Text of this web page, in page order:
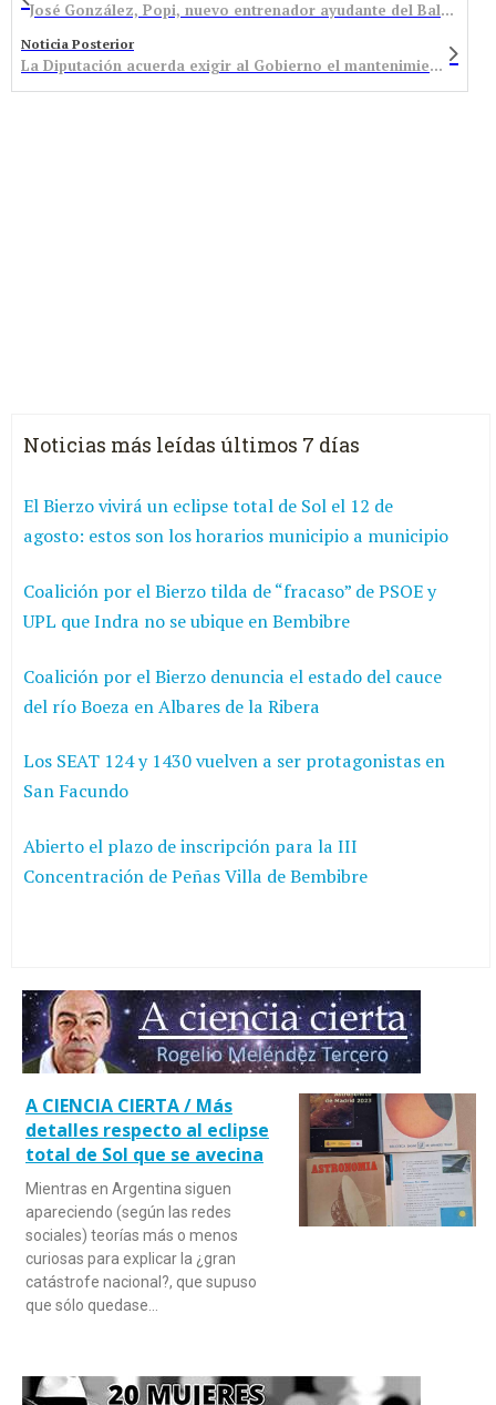
José González, Popi, nuevo entrenador ayudante del Baloncesto Bembibre
Noticia Posterior
La Diputación acuerda exigir al Gobierno el mantenimiento de la minería
Noticias más leídas últimos 7 días
El Bierzo vivirá un eclipse total de Sol el 12 de
agosto: estos son los horarios municipio a municipio
Coalición por el Bierzo tilda de “fracaso” de PSOE y
UPL que Indra no se ubique en Bembibre
Coalición por el Bierzo denuncia el estado del cauce
del río Boeza en Albares de la Ribera
Los SEAT 124 y 1430 vuelven a ser protagonistas en
San Facundo
Abierto el plazo de inscripción para la III
Concentración de Peñas Villa de Bembibre
A CIENCIA CIERTA / Más
detalles respecto al eclipse
total de Sol que se avecina
Mientras en Argentina siguen
apareciendo (según las redes
sociales) teorías más o menos
curiosas para explicar la ¿gran
catástrofe nacional?, que supuso
que sólo quedase…